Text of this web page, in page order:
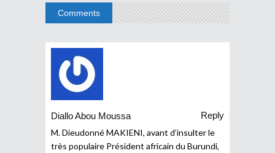
Comments
Diallo Abou Moussa
Reply
M. Dieudonné MAKIENI, avant d’insulter le
très populaire Président africain du Burundi,